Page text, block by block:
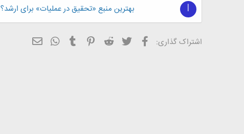
I بهترین منبع «تحقیق در عملیات» برای ارشد؟
اشتراک گذاری: فیسبوکتویتر Reddit
Pinterest
Tumblr
WhatsApp